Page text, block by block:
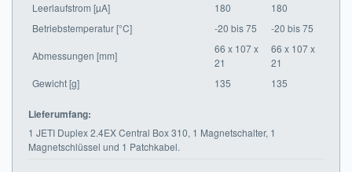
Leerlaufstrom [µA]
180
180
Betriebstemperatur [°C]
-20 bis 75 -20 bis 75
Abmessungen [mm]
66 x 107 x
21
66 x 107 x
21
Gewicht [g]
135 135
Lieferumfang:
1 JETI Duplex 2.4EX Central Box 310, 1 Magnetschalter, 1
Magnetschlüssel und 1 Patchkabel.